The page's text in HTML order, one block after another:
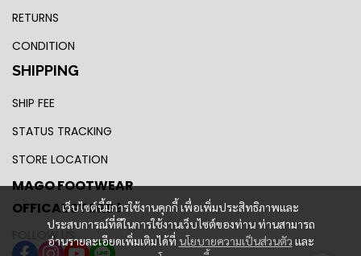
เว็บไซต์นี้มีการใช้งานคุกกี้ เพื่อเพิ่มประสิทธิภาพและ
ประสบการณ์ที่ดีในการใช้งานเว็บไซต์ของท่าน ท่านสามารถ
อ่านรายละเอียดเพิ่มเติมได้ที่ นโยบายความเป็นส่วนตัว และ
RETURNS
CONDITION
SHIPPING
SHIP FEE
STATUS TRACKING
STORE LOCATION
MAGO FOOTWEAR
OFFICAL STORE !
FOLLOW US